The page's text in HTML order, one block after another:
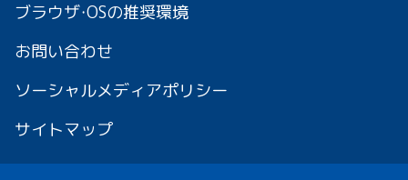
ブラウザ・OSの推奨環境
お問い合わせ
ソーシャルメディアポリシー
サイトマップ